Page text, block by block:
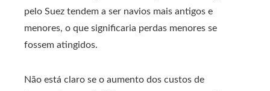
pelo Suez tendem a ser navios mais antigos e
menores, o que significaria perdas menores se
fossem atingidos.
Não está claro se o aumento dos custos de